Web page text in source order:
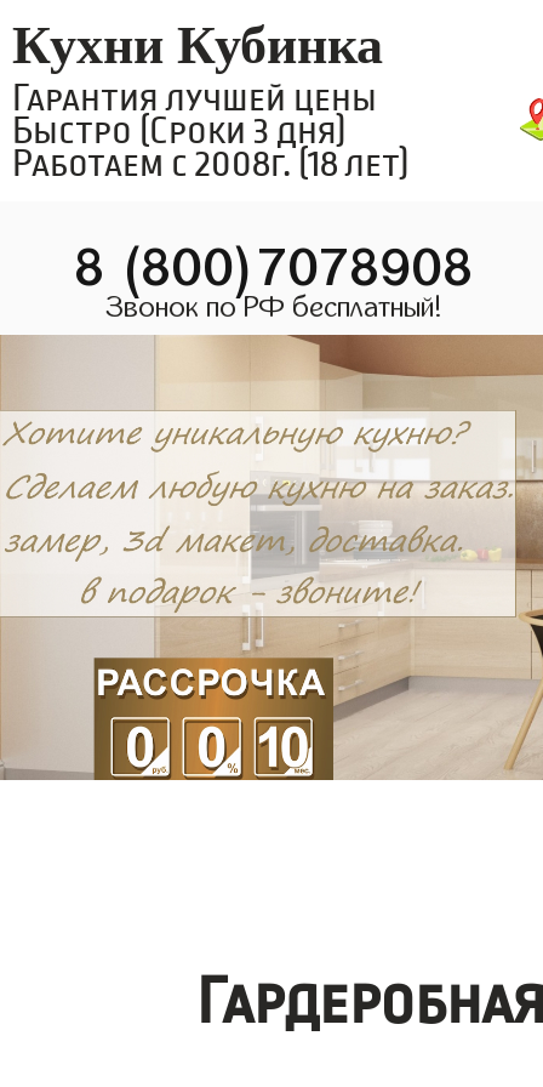
Кухни Кубинка
Гарантия лучшей цены
Быстро (Сроки 3 дня)
Работаем с 2008г. (18 лет)
8 (800)7078908
Звонок по РФ бесплатный!